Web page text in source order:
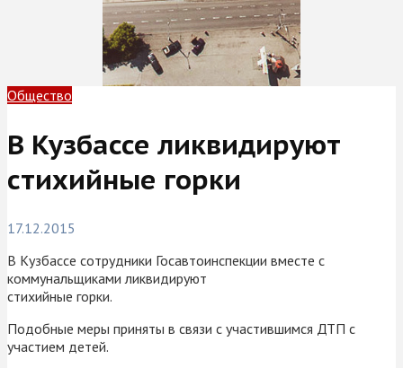
Общество
В Кузбассе ликвидируют
стихийные горки
17.12.2015
В Кузбассе сотрудники Госавтоинспекции вместе с
коммунальщиками ликвидируют
стихийные горки.
Подобные меры приняты в связи с участившимся ДТП с
участием детей.